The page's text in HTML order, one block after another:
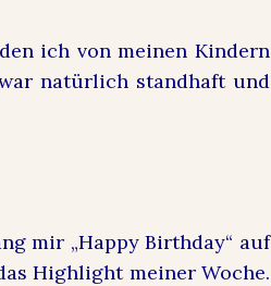
ich von meinen Kindern
natürlich standhaft und
mir „Happy Birthday“ auf
Highlight meiner Woche.